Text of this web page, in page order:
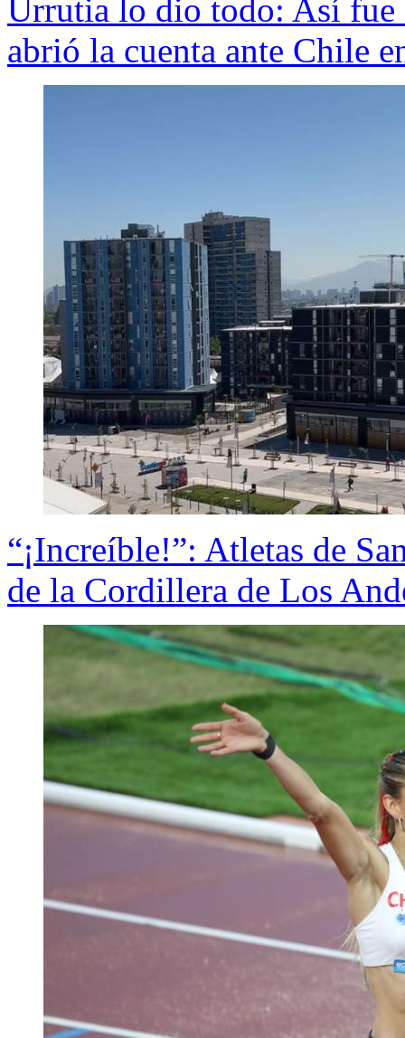
Urrutia lo dio todo: Así fue
abrió la cuenta ante Chile
“¡Increíble!”: Atletas de
de la Cordillera de Los